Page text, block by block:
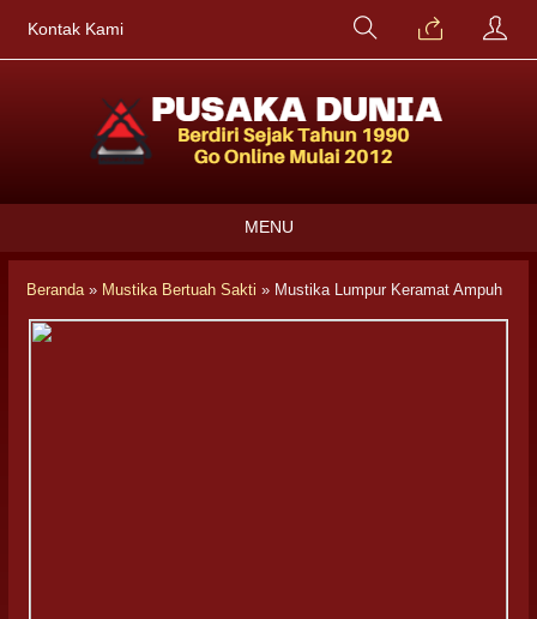
Kontak Kami
MENU
Beranda» Mustika Bertuah Sakti » Mustika Lumpur Keramat Ampuh